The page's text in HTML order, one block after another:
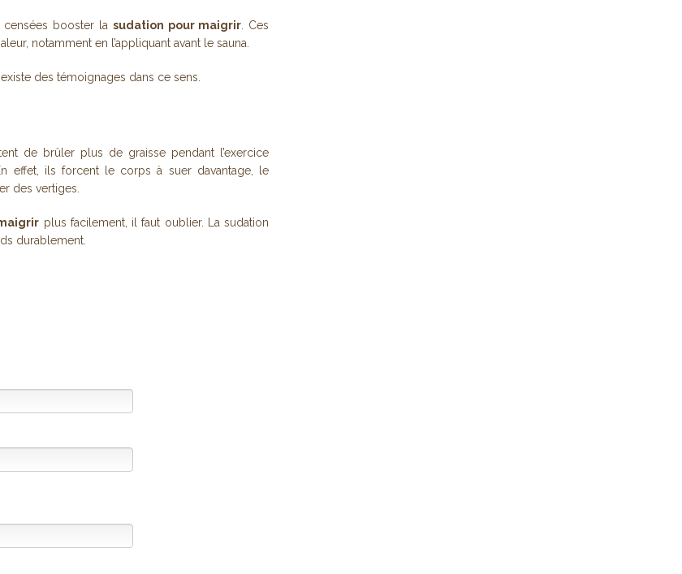
censées booster la sudation pour maigrir . Ces
notamment en l’appliquant avant le sauna.
existe des témoignages dans ce sens.
de brûler plus de graisse pendant l’exercice
effet, ils forcent le corps à suer davantage, le
des vertiges.
plus facilement, il faut oublier. La sudation
durablement.